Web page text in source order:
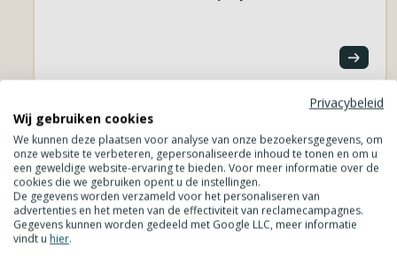
Bekijk alle blogs
Wat is jouw volgende project?
Privacybeleid
Wij gebruiken cookies
We kunnen deze plaatsen voor analyse van onze bezoekersgegevens, om
onze website te verbeteren, gepersonaliseerde inhoud te tonen en om u
een geweldige website-ervaring te bieden. Voor meer informatie over de
cookies die we gebruiken opent u de instellingen.
De gegevens worden verzameld voor het personaliseren van
advertenties en het meten van de effectiviteit van reclamecampagnes.
Gegevens kunnen worden gedeeld met Google LLC, meer informatie
vindt u hier.